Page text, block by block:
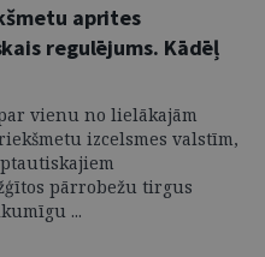
aprites
regulējums. Kādēļ
vienu no lielākajām
izcelsmes valstīm,
pārrobežu tirgus
...